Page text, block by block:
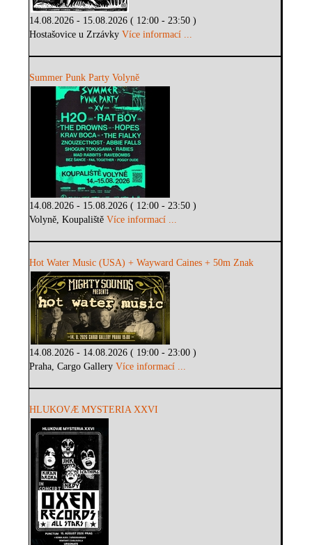
14.08.2026 - 15.08.2026 ( 12:00 - 23:50 )
Hostašovice u ZrzávkyVíce informací ...
Summer Punk Party Volyně
14.08.2026 - 15.08.2026 ( 12:00 - 23:50 )
Volyně, KoupalištěVíce informací ...
Hot Water Music (USA) + Wayward Caines + 50m Znak
14.08.2026 - 14.08.2026 ( 19:00 - 23:00 )
Praha, Cargo GalleryVíce informací ...
HLUKOVÆ MYSTERIA XXVI